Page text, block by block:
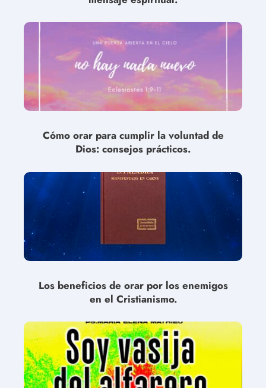
Cómo orar para cumplir la voluntad de
Dios: consejos prácticos.
Los beneficios de orar por los enemigos
en el Cristianismo.